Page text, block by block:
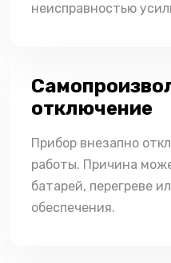
неисправностью
отключение
Прибор внезапно
работы. Причина
батарей, перегреве
обеспечения.